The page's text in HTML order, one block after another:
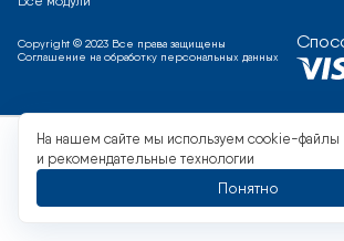
Copyright © 2023 Все права защищены
Соглашение на обработку персональных данных
На нашем сайте мы используем cookie-файлы
и рекомендательные технологии
Понятно